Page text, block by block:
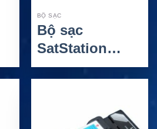
BỘ SẠC
Bộ sạc
SatStation
Thuraya XT –
Sạc 4 pin vệ
cho người